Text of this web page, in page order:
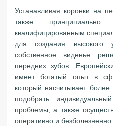
Устанавливая коронки на
также
квалифицированным
для создания высокого
собственное виденье
передних зубов.
имеет богатый опыт в
который насчитывает
подобрать
проблемы, а также
оперативно и